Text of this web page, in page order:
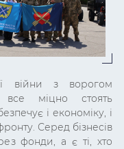
війни з ворогом
все міцно стоять
і економіку, і
Серед бізнесів
фонди, а є ті, хто